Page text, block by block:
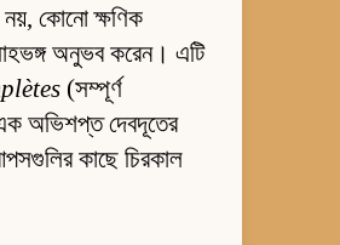
কোনো ক্ষণিক
অনুভব করেন। এটি
(সম্পূর্ণ
অভিশপ্ত দেবদূতের
কাছে চিরকাল